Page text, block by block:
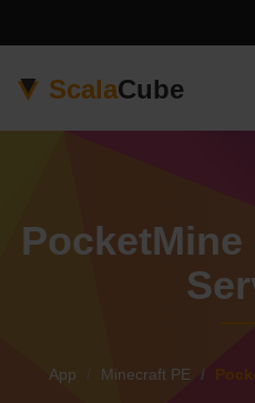
ScalaCube
App Minecraft PE